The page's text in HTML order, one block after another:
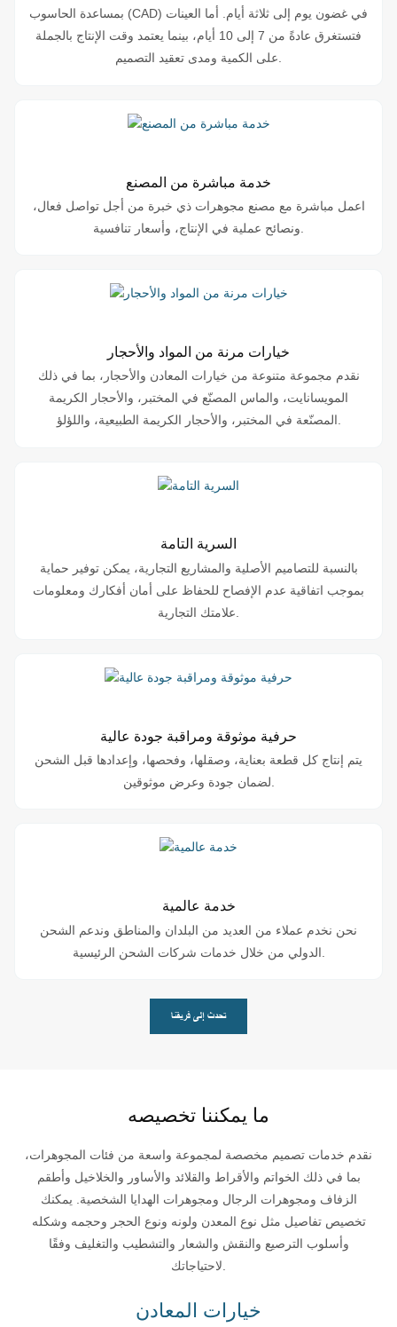
بمساعدة الحاسوب (CAD) في غضون يوم إلى ثلاثة أيام. أما العينات
فتستغرق عادةً من 7 إلى 10 أيام، بينما يعتمد وقت الإنتاج بالجملة
على الكمية ومدى تعقيد التصميم.
خدمة مباشرة من المصنع
اعمل مباشرة مع مصنع مجوهرات ذي خبرة من أجل تواصل فعال،
خيارات مرنة من المواد والأحجار
نقدم مجموعة متنوعة من خيارات المعادن والأحجار، بما في ذلك
المويسانايت، والماس المصنّع في المختبر، والأحجار الكريمة
المصنّعة في المختبر، والأحجار الكريمة الطبيعية، واللؤلؤ.
السرية التامة
بالنسبة للتصاميم الأصلية والمشاريع التجارية، يمكن توفير حماية
بموجب اتفاقية عدم الإفصاح للحفاظ على أمان أفكارك ومعلومات
حرفية موثوقة ومراقبة جودة عالية
يتم إنتاج كل قطعة بعناية، وصقلها، وفحصها، وإعدادها قبل الشحن
خدمة عالمية
نحن نخدم عملاء من العديد من البلدان والمناطق وندعم الشحن
تحدث إلى فريقنا
ما يمكننا تخصيصه
نقدم خدمات تصميم مخصصة لمجموعة واسعة من فئات المجوهرات،
بما في ذلك الخواتم والأقراط والقلائد والأساور والخلاخيل وأطقم
الزفاف ومجوهرات الرجال ومجوهرات الهدايا الشخصية. يمكنك
تخصيص تفاصيل مثل نوع المعدن ولونه ونوع الحجر وحجمه وشكله
وأسلوب الترصيع والنقش والشعار والتشطيب والتغليف وفقًا
خيارات المعادن